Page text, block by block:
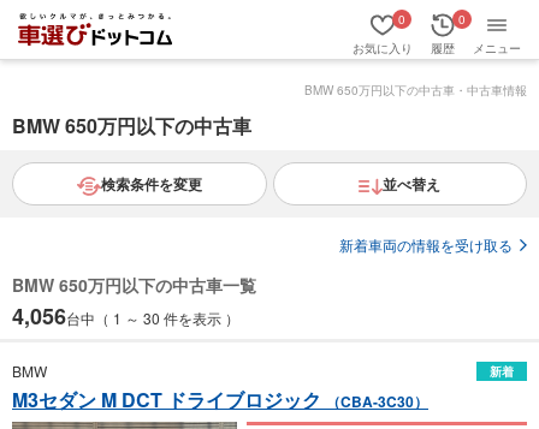
お気に入り
0
履歴
0
メニュー
BMW 650万円以下の中古車・中古車情報
BMW 650万円以下の中古車
検索条件を変更 並べ替え
新着車両の情報を受け取る
BMW 650万円以下の中古車一覧
4,056台中（ 1 ～ 30 件を表示 ）
BMW 新着
M3セダン M DCT ドライブロジック （CBA-3C30）